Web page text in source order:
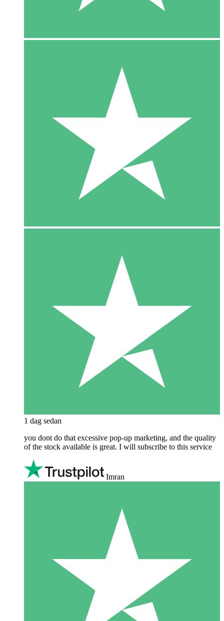
1 dag sedan
you dont do that excessive pop-up marketing, and the quality
of the stock available is great. I will subscribe to this service
Imran